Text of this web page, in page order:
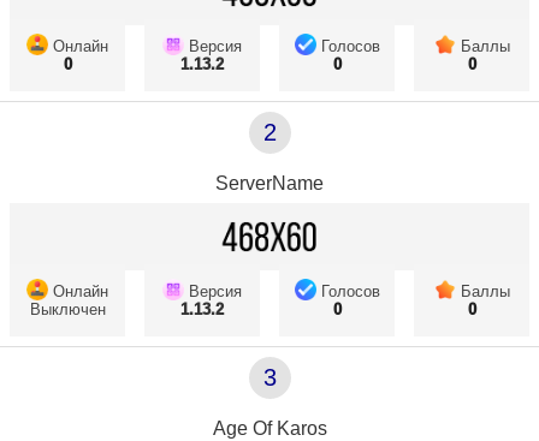
Онлайн
0
Версия
1.13.2
Голосов
0
Баллы
0
2
ServerName
Онлайн
Выключен
Версия
1.13.2
Голосов
0
Баллы
0
3
Age Of Karos